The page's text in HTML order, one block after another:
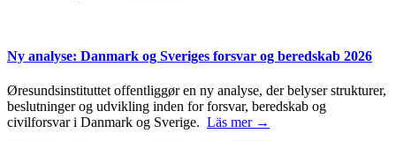
Ny analyse: Danmark og Sveriges forsvar og beredskab 2026
Øresundsinstituttet offentliggør en ny analyse, der belyser strukturer,
beslutninger og udvikling inden for forsvar, beredskab og
civilforsvar i Danmark og Sverige. Läs mer →